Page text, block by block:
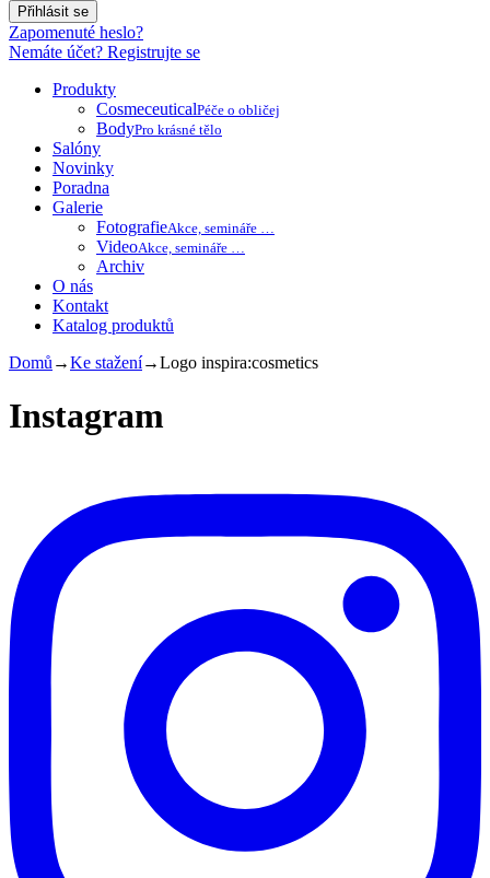
Zapomenuté heslo?
Nemáte účet? Registrujte se
Produkty
CosmeceuticalPéče o obličej
BodyPro krásné tělo
Salóny
Novinky
Poradna
Galerie
FotografieAkce, semináře …
VideoAkce, semináře …
Archiv
O nás
Kontakt
Katalog produktů
Domů →Ke stažení→Logo inspira:cosmetics
Instagram